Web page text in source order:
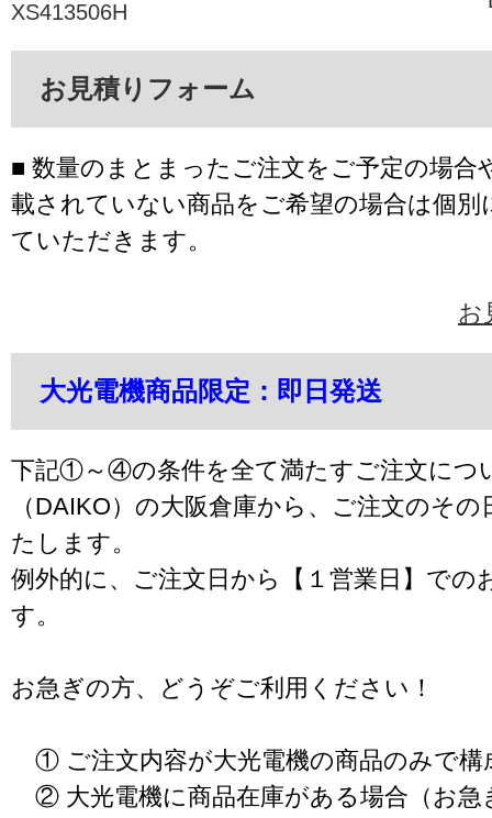
XS413506H
お見積りフォーム
■ 数量のまとまったご注文をご予定の場合
載されていない商品をご希望の場合は個別
ていただきます。
お
大光電機商品限定：即日発送
下記①～④の条件を全て満たすご注文につ
（DAIKO）の大阪倉庫から、ご注文のそ
たします。
例外的に、ご注文日から【１営業日】での
す。
お急ぎの方、どうぞご利用ください！
① ご注文内容が大光電機の商品のみで構
② 大光電機に商品在庫がある場合（お急